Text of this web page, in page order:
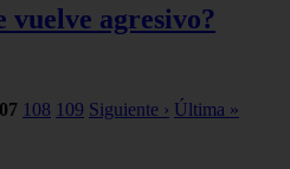
vuelve agresivo?
108 109 Siguiente › Última »